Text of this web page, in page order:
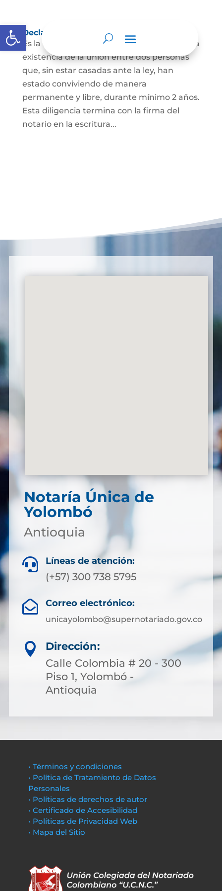
Abrir barra de herramientas
Declaración de Unión Marital de Hecho
Es la manifestación ante juez o notario de la
existencia de la unión entre dos personas
que, sin estar casadas ante la ley, han
estado conviviendo de manera
permanente y libre, durante mínimo 2 años.
Esta diligencia termina con la firma del
notario en la escritura...
Notaría Única de
Yolombó
Antioquia
 Líneas de atención:
(+57) 300 738 5795
 Correo electrónico:
unicayolombo@supernotariado.gov.co

Dirección:
Calle Colombia # 20 - 300
Piso 1, Yolombó -
Antioquia
• Términos y condiciones
• Política de Tratamiento de Datos
Personales
• Políticas de derechos de autor
• Certificado de Accesibilidad
• Políticas de Privacidad Web
• Mapa del Sitio